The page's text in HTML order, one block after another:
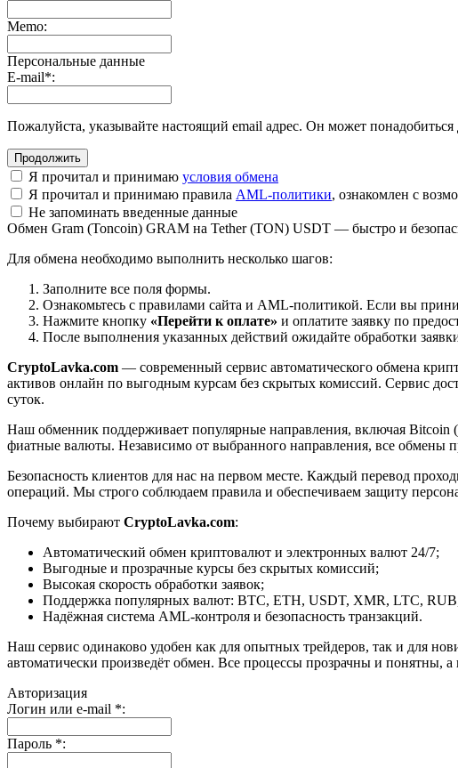
Memo:
Персональные данные
E-mail*:
Пожалуйста, указывайте настоящий email адрес. Он может понадобиться
Я прочитал и принимаю условия обмена
Я прочитал и принимаю правила AML-политики, ознакомлен с
Не запоминать введенные данные
Обмен Gram (Toncoin) GRAM на Tether (TON) USDT — быстро и
Для обмена необходимо выполнить несколько шагов:
Заполните все поля формы.
Ознакомьтесь с правилами сайта и AML-политикой. Если вы
Нажмите кнопку «Перейти к оплате» и оплатите заявку по
После выполнения указанных действий ожидайте обработки
CryptoLavka.com — современный сервис автоматического обмена
активов онлайн по выгодным курсам без скрытых комиссий. Сервис
суток.
Наш обменник поддерживает популярные направления, включая
фиатные валюты. Независимо от выбранного направления, все обмены
Безопасность клиентов для нас на первом месте. Каждый перевод
операций. Мы строго соблюдаем правила и обеспечиваем защиту
Почему выбирают CryptoLavka.com:
Автоматический обмен криптовалют и электронных валют 24/7;
Выгодные и прозрачные курсы без скрытых комиссий;
Высокая скорость обработки заявок;
Поддержка популярных валют: BTC, ETH, USDT, XMR, LTC,
Надёжная система AML-контроля и безопасность транзакций.
Наш сервис одинаково удобен как для опытных трейдеров, так и для
автоматически произведёт обмен. Все процессы прозрачны и понятны,
Авторизация
Логин или e-mail *:
Пароль *: